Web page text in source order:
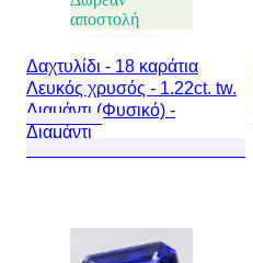
αποστολή
Δαχτυλίδι - 18 καράτια
Λευκός χρυσός - 1.22ct. tw.
Διαμάντι (Φυσικό) -
Διαμάντι